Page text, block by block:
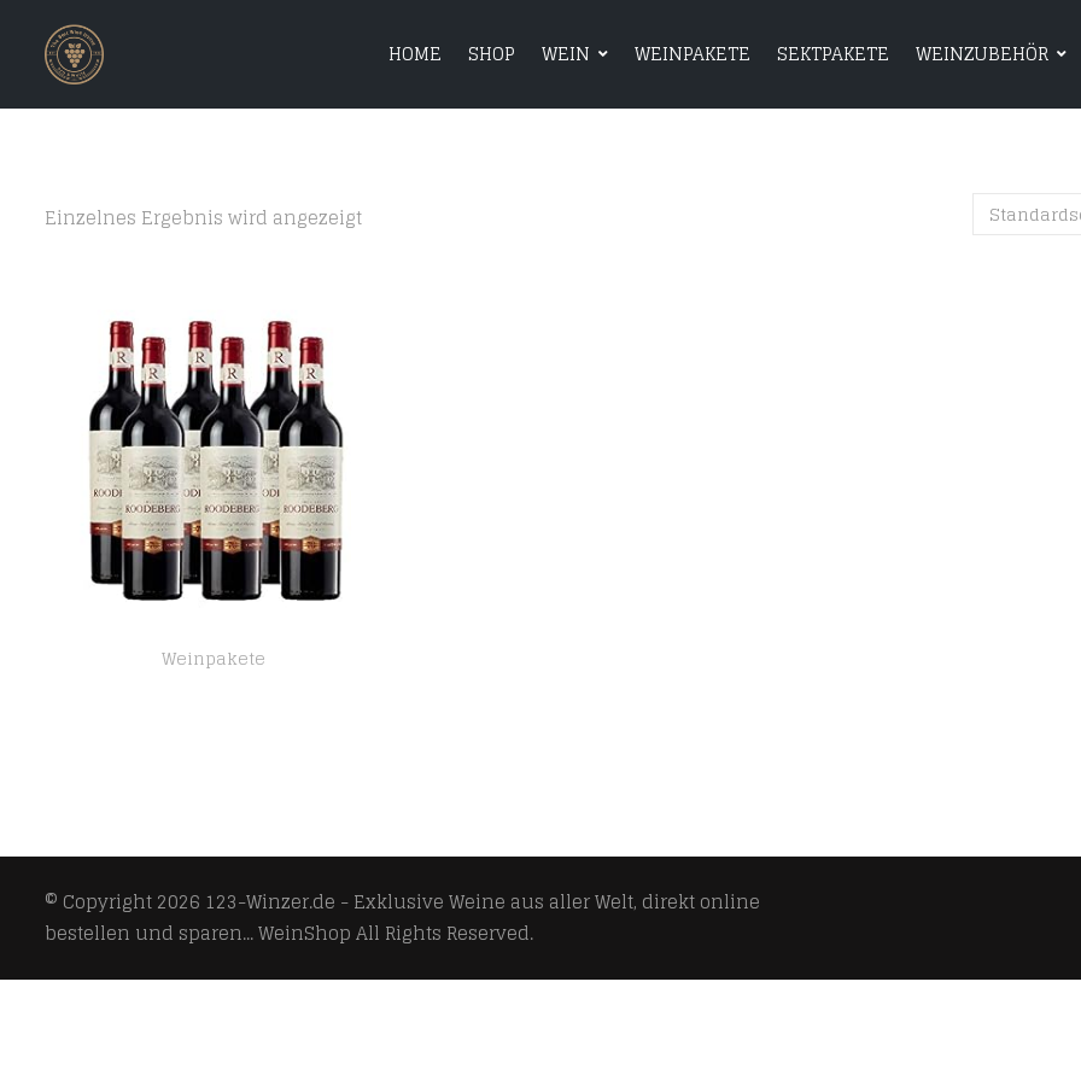
HOME SHOP WEIN WEINPAKETE SEKTPAKETE WEINZUBEHÖR
HOME SHOP WEIN WEINPAKETE
Einzelnes Ergebnis wird angezeigt
Weinpakete
© Copyright 2026 123-Winzer.de - Exklusive Weine aus aller Welt, direkt online
bestellen und sparen... WeinShopAll Rights Reserved.